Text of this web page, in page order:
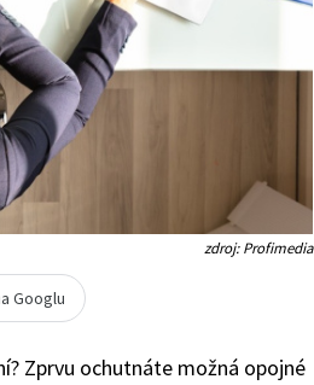
zdroj: Profimedia
Googlu
Zprvu ochutnáte možná opojné